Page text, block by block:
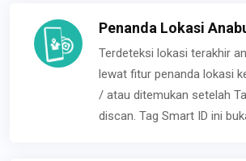
Penanda Lokasi
Terdeteksi lokasi terakhir
lewat fitur penanda lokasi
/ atau ditemukan setelah
discan. Tag Smart ID ini